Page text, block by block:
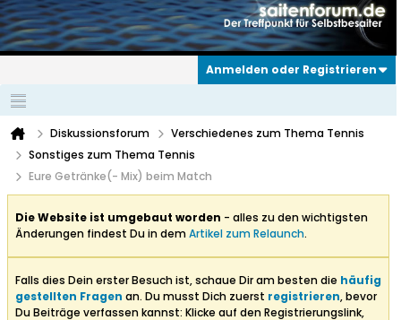
Anmelden oder Registrieren
Diskussionsforum
Verschiedenes zum Thema Tennis
Sonstiges zum Thema Tennis
Eure Getränke(- Mix) beim Match
Die Website ist umgebaut worden - alles zu den wichtigsten
Änderungen findest Du in demArtikel zum Relaunch.
Falls dies Dein erster Besuch ist, schaue Dir am besten die häufig
gestellten Fragen an. Du musst Dich zuerst registrieren, bevor
Du Beiträge verfassen kannst: Klicke auf den Registrierungslink,